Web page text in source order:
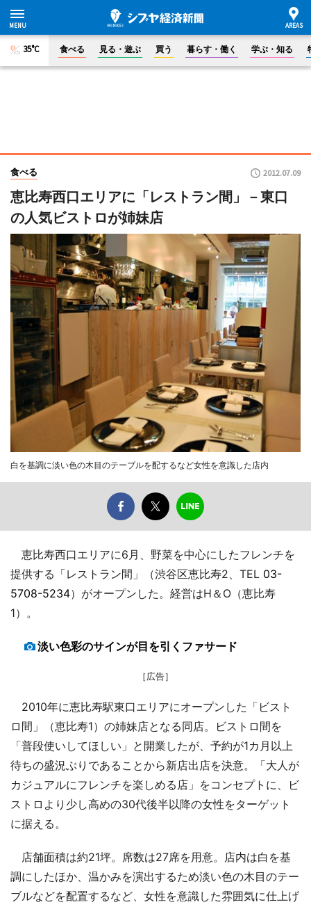
35°C 食べる 見る・遊ぶ 買う 暮らす・働く 学ぶ・知る
食べる 2012.07.09
恵比寿西口エリアに「レストラン間」－東口
の人気ビストロが姉妹店
白を基調に淡い色の木目のテーブルを配するなど女性を意識した店内
恵比寿西口エリアに6月、野菜を中心にしたフレンチを
提供する「レストラン間」（渋谷区恵比寿2、TEL 03-
5708-5234）がオープンした。経営はH＆O（恵比寿
1）。
淡い色彩のサインが目を引くファサード
［広告］
2010年に恵比寿駅東口エリアにオープンした「ビスト
ロ間」（恵比寿1）の姉妹店となる同店。ビストロ間を
「普段使いしてほしい」と開業したが、予約が1カ月以上
待ちの盛況ぶりであることから新店出店を決意。「大人が
カジュアルにフレンチを楽しめる店」をコンセプトに、ビ
ストロより少し高めの30代後半以降の女性をターゲット
に据える。
店舗面積は約21坪。席数は27席を用意。店内は白を基
調にしたほか、温かみを演出するため淡い色の木目のテー
ブルなどを配置するなど、女性を意識した雰囲気に仕上げ